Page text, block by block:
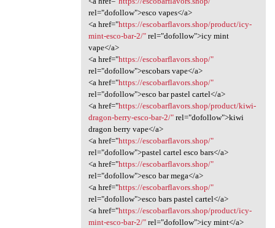
rel="dofollow">esco vapes</a>
<a href="https://escobarflavors.shop/product/icy-
mint-esco-bar-2/"rel="dofollow">icy mint
vape</a>
<a href="https://escobarflavors.shop/"
rel="dofollow">escobars vape</a>
<a href="https://escobarflavors.shop/"
rel="dofollow">esco bar pastel cartel</a>
<a href="https://escobarflavors.shop/product/kiwi-
dragon-berry-esco-bar-2/"rel="dofollow">kiwi
dragon berry vape</a>
<a href="https://escobarflavors.shop/"
rel="dofollow">pastel cartel esco bars</a>
<a href="https://escobarflavors.shop/"
rel="dofollow">esco bar mega</a>
<a href="https://escobarflavors.shop/"
rel="dofollow">esco bars pastel cartel</a>
<a href="https://escobarflavors.shop/product/icy-
mint-esco-bar-2/"rel="dofollow">icy mint</a>